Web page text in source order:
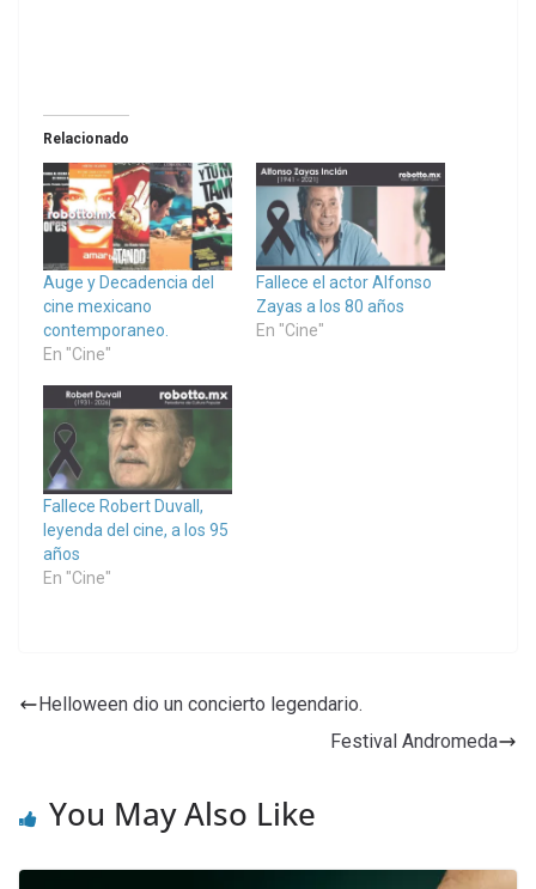
Relacionado
Auge y Decadencia del
cine mexicano
contemporaneo.
En "Cine"
Fallece el actor Alfonso
Zayas a los 80 años
En "Cine"
Fallece Robert Duvall,
leyenda del cine, a los 95
años
En "Cine"
Helloween dio un concierto legendario.
Festival Andromeda
You May Also Like